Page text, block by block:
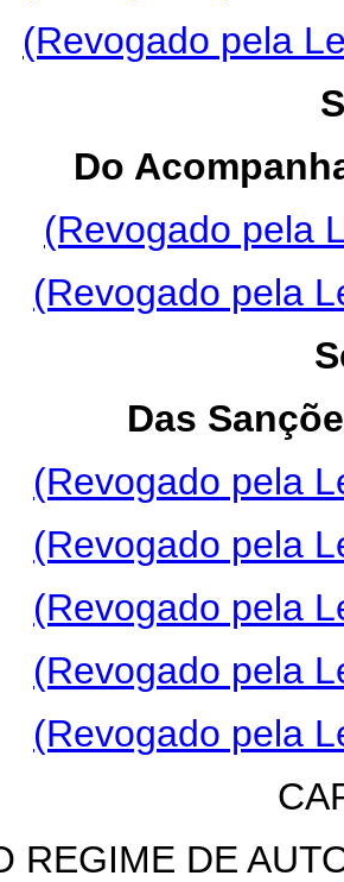
(Revogado pela
Do
(Revogado pela
(Revogado pela
Das
(Revogado pela
(Revogado pela
(Revogado pela
(Revogado pela
(Revogado pela
REGIME DE